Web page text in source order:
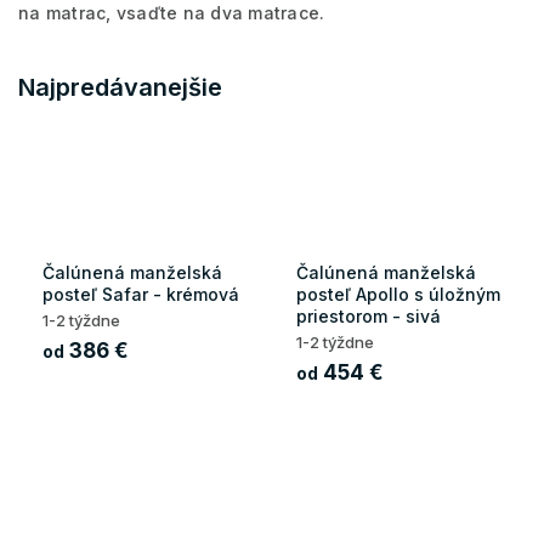
na matrac, vsaďte na dva matrace.
Najpredávanejšie
Čalúnená manželská
posteľ Safar - krémová
1-2 týždne
od 386 €
Čalúnená manželská
posteľ Apollo s úložným
priestorom - sivá
1-2 týždne
od 454 €